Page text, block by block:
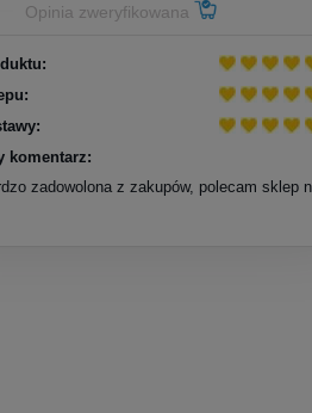
Opinia zweryfikowana
komentarz:
zadowolona z zakupów, polecam sklep